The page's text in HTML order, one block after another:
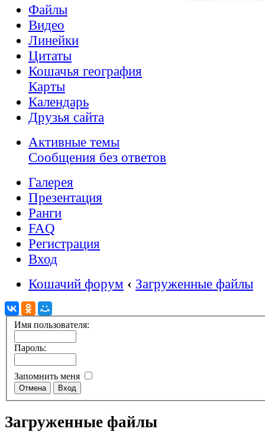
Файлы
Видео
Линейки
Цитаты
Кошачья география
Карты
Календарь
Друзья сайта
Активные темы
Сообщения без ответов
Галерея
Презентация
Ранги
FAQ
Регистрация
Вход
Кошачий форум ‹ Загруженные файлы
Имя пользователя:
Пароль:
Запомнить меня
Загруженные файлы